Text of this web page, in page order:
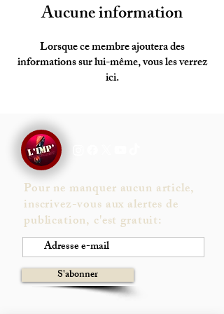
Aucune information
Lorsque ce membre ajoutera des
informations sur lui-même, vous les verrez
ici.
Pour ne manquer aucun article,
inscrivez-vous aux alertes de
publication, c'est gratuit:
S'abonner